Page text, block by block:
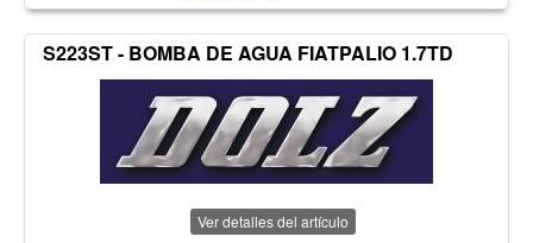
S223ST - BOMBA DE AGUA FIATPALIO 1.7TD
Ver detalles del artículo